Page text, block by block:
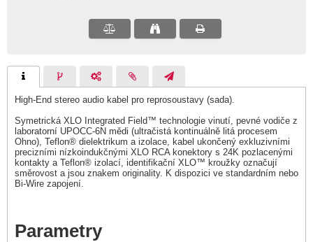
High-End stereo audio kabel pro reprosoustavy (sada).
Symetrická XLO Integrated Field™ technologie vinutí, pevné vodiče z
laboratorní UPOCC-6N mědi (ultračistá kontinuálně litá procesem
Ohno), Teflon® dielektrikum a izolace, kabel ukončený exkluzivními
precizními nízkoindukčnými XLO RCA konektory s 24K pozlacenými
kontakty a Teflon® izolací, identifikační XLO™ kroužky označují
směrovost a jsou znakem originality. K dispozici ve standardním nebo
Bi-Wire zapojení.
Parametry